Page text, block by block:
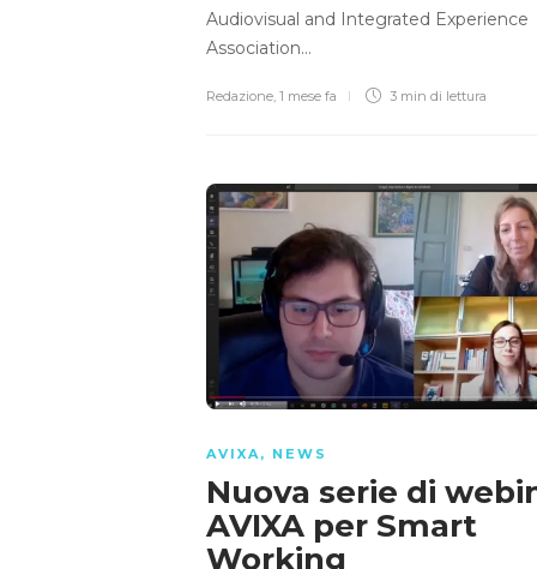
Audiovisual and Integrated Experience
Association…
Redazione, 1 mese fa 3 min di lettura
AVIXA , NEWS
Nuova serie di
AVIXA per Smart
Working